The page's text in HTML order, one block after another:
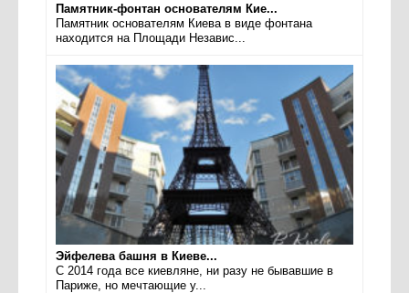
Памятник-фонтан основателям Кие...
Памятник основателям Киева в виде фонтана
находится на Площади Независ...
Эйфелева башня в Киеве...
С 2014 года все киевляне, ни разу не бывавшие в
Париже, но мечтающие у...